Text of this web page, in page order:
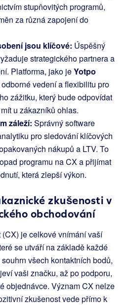
stupňovitých programů,
za různá zapojení do
jsou klíčové: Úspěšný
strategického partnera a
Platforma, jako jeYotpo
odborné vedení a flexibilitu pro
zážitku, který bude odpovídat
u zákazníků ohlas.
záleží: Správný software
pro sledování klíčových
nákupů a LTV. To
programu na CX a přijímat
která zlepší výkon.
zkušenosti v
obchodování
je celkové vnímání vaší
se utváří na základě každé
všech kontaktních bodů,
vaši značku, až po podporu,
objednávce. Význam CX nelze
zkušenost vede přímo k